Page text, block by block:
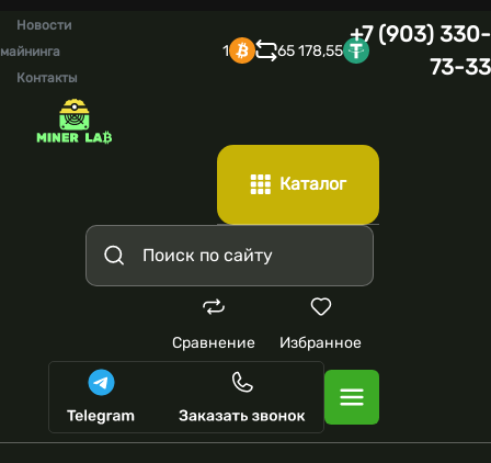
Новости
майнинга
Контакты
1 65 178,55
+7 (903) 330-
73-33
Каталог
Сравнение Избранное